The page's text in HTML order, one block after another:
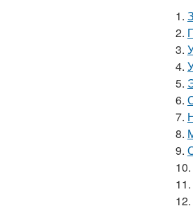
1.
2.
3.
4.
5.
6.
7.
8.
9.
10.
11.
12.